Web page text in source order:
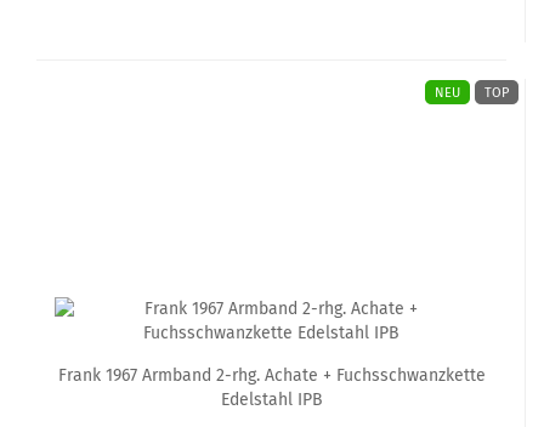
NEU TOP
Frank 1967 Armband 2-rhg. Achate + Fuchsschwanzkette
Edelstahl IPB